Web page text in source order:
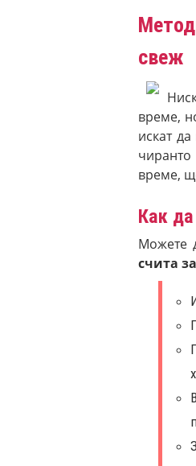
свеж
време,
искат
време,
Как
Можете
счита